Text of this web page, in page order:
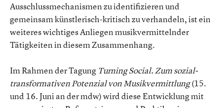
Ausschlussmechanismen zu identifizieren und
gemeinsam künstlerisch-kritisch zu verhandeln, ist ein
weiteres wichtiges Anliegen musikvermittelnder
Tätigkeiten in diesem Zusammenhang.
Im Rahmen der Tagung Turning Social. Zum sozial-
transformativen Potenzial von Musikvermittlung(15.
und 16. Juni an der mdw) wird diese Entwicklung mit